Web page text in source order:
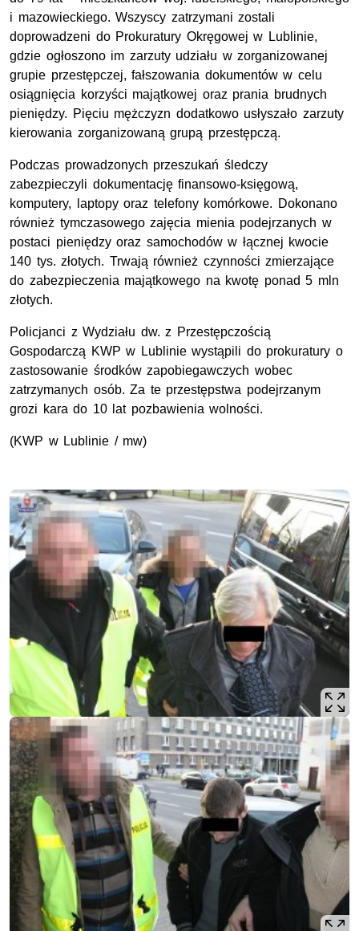
i mazowieckiego. Wszyscy zatrzymani zostali
doprowadzeni do Prokuratury Okręgowej w Lublinie,
gdzie ogłoszono im zarzuty udziału w zorganizowanej
grupie przestępczej, fałszowania dokumentów w celu
osiągnięcia korzyści majątkowej oraz prania brudnych
pieniędzy. Pięciu mężczyzn dodatkowo usłyszało zarzuty
kierowania zorganizowaną grupą przestępczą.
Podczas prowadzonych przeszukań śledczy
zabezpieczyli dokumentację finansowo-księgową,
komputery, laptopy oraz telefony komórkowe. Dokonano
również tymczasowego zajęcia mienia podejrzanych w
postaci pieniędzy oraz samochodów w łącznej kwocie
140 tys. złotych. Trwają również czynności zmierzające
do zabezpieczenia majątkowego na kwotę ponad 5 mln
złotych.
Policjanci z Wydziału dw. z Przestępczością
Gospodarczą KWP w Lublinie wystąpili do prokuratury o
zastosowanie środków zapobiegawczych wobec
zatrzymanych osób. Za te przestępstwa podejrzanym
grozi kara do 10 lat pozbawienia wolności.
(KWP w Lublinie / mw)